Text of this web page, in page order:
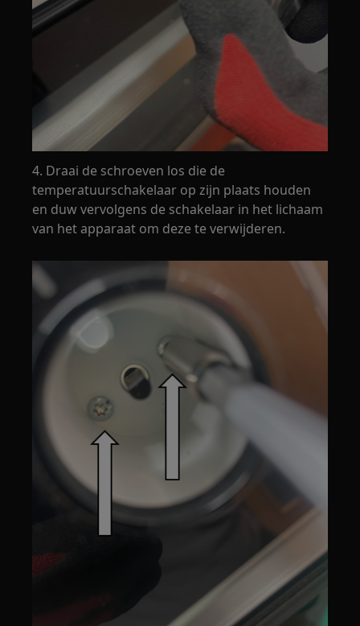
4. Draai de schroeven los die de
temperatuurschakelaar op zijn plaats houden
en duw vervolgens de schakelaar in het lichaam
van het apparaat om deze te verwijderen.